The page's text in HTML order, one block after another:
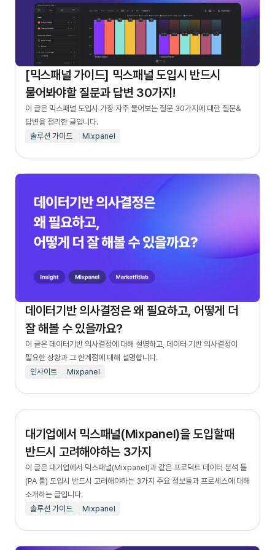
[믹스패널 가이드] 믹스패널 도입시 반드시
물어봐야할 질문과 답변 30가지!
이 글은 믹스패널 도입시 가장 자주 물어보는 질문 30가지에 대한 질문&
답변을 정리한 글입니다.
솔루션 가이드
Mixpanel
데이터기반 의사결정은 왜 필요하고, 어떻게 더
잘 해볼 수 있을까요?
이 글은 데이터기반 의사결정에 대해 설명하고, 데이터 기반 의사결정이
필요한 상황과 그 한계점에 대해 설명합니다.
인사이트
Mixpanel
대기업에서 믹스패널(Mixpanel)을 도입할때
반드시 고려해야하는 3가지
이 글은 대기업에서 믹스패널(Mixpanel)과 같은 프로덕트 데이터 분석 툴
(PA 툴) 도입시 반드시 고려해야하는 3가지 주요 정보들과 프로세스에 대해
소개하는 글입니다.
솔루션 가이드
Mixpanel